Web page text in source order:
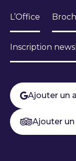
L’Office
Inscription
Ajouter un
Ajouter